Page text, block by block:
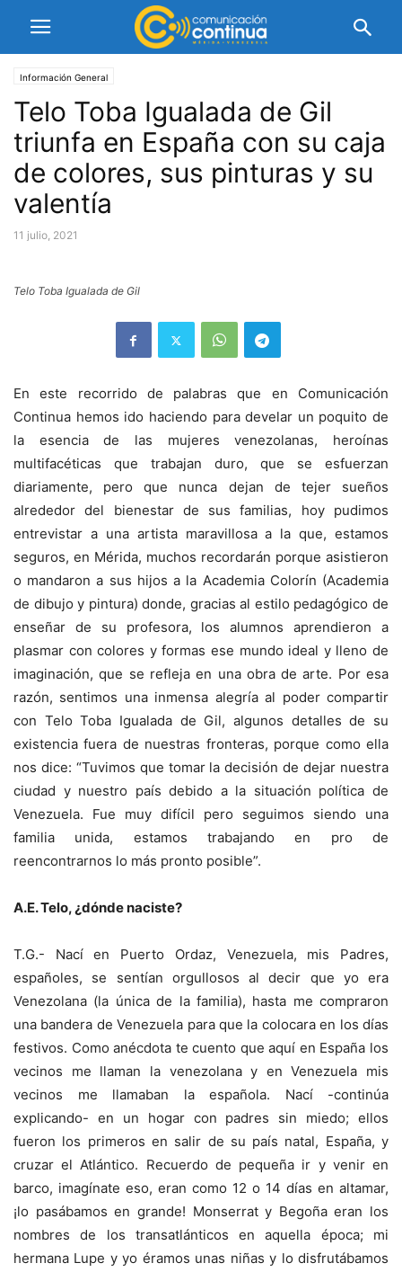
Información General
Telo Toba Igualada de Gil
triunfa en España con su caja
de colores, sus pinturas y su
valentía
11 julio, 2021
Telo Toba Igualada de Gil
En este recorrido de palabras que en Comunicación
Continua hemos ido haciendo para develar un poquito de
la esencia de las mujeres venezolanas, heroínas
multifacéticas que trabajan duro, que se esfuerzan
diariamente, pero que nunca dejan de tejer sueños
alrededor del bienestar de sus familias, hoy pudimos
entrevistar a una artista maravillosa a la que, estamos
seguros, en Mérida, muchos recordarán porque asistieron
o mandaron a sus hijos a la Academia Colorín (Academia
de dibujo y pintura) donde, gracias al estilo pedagógico de
enseñar de su profesora, los alumnos aprendieron a
plasmar con colores y formas ese mundo ideal y lleno de
imaginación, que se refleja en una obra de arte. Por esa
razón, sentimos una inmensa alegría al poder compartir
con Telo Toba Igualada de Gil, algunos detalles de su
existencia fuera de nuestras fronteras, porque como ella
nos dice: “Tuvimos que tomar la decisión de dejar nuestra
ciudad y nuestro país debido a la situación política de
Venezuela. Fue muy difícil pero seguimos siendo una
familia unida, estamos trabajando en pro de
reencontrarnos lo más pronto posible”.
A.E. Telo, ¿dónde naciste?
T.G.- Nací en Puerto Ordaz, Venezuela, mis Padres,
españoles, se sentían orgullosos al decir que yo era
Venezolana (la única de la familia), hasta me compraron
una bandera de Venezuela para que la colocara en los días
festivos. Como anécdota te cuento que aquí en España los
vecinos me llaman la venezolana y en Venezuela mis
vecinos me llamaban la española. Nací -continúa
explicando- en un hogar con padres sin miedo; ellos
fueron los primeros en salir de su país natal, España, y
cruzar el Atlántico. Recuerdo de pequeña ir y venir en
barco, imagínate eso, eran como 12 o 14 días en altamar,
¡lo pasábamos en grande! Monserrat y Begoña eran los
nombres de los transatlánticos en aquella época; mi
hermana Lupe y yo éramos unas niñas y lo disfrutábamos